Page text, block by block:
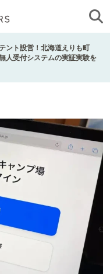
ント設営！北海道えりも町
人受付システムの実証実験を